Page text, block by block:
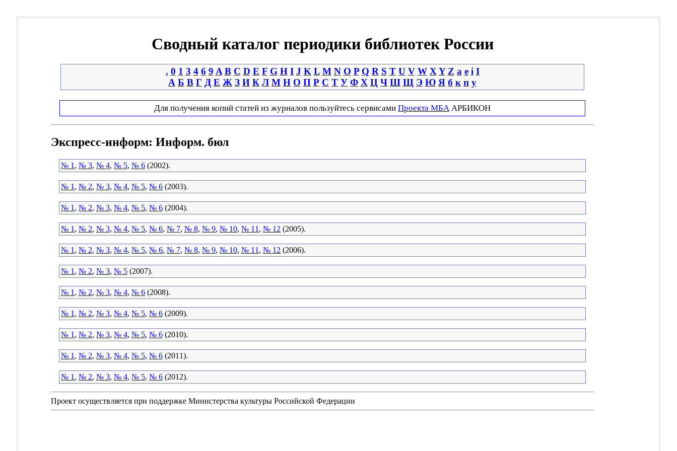
Сводный каталог периодики библиотек России
. 0 1 3 4 6 9 A B C D E F G H I J K L M N O P Q R S T U V W X Y Z a e i І
А Б В Г Д Е Ж З И К Л М Н О П Р С Т У Ф Х Ц Ч Ш Щ Э Ю Я б к п у
Для получения копий статей из журналов пользуйтесь сервисами Проекта МБА АРБИКОН
Экспресс-информ: Информ. бюл
№ 1 , № 3, № 4, № 5, № 6 (2002).
№ 1 , № 2, № 3, № 4, № 5, № 6 (2003).
№ 1 , № 2, № 3, № 4, № 5, № 6 (2004).
№ 1 , № 2, № 3, № 4, № 5, № 6, № 7, № 8, № 9, № 10, № 11 , № 12 (2005).
№ 1 , № 2, № 3, № 4, № 5, № 6, № 7, № 8, № 9, № 10, № 11 , № 12 (2006).
№ 1 , № 2, № 3, № 5 (2007).
№ 1 , № 2, № 3, № 4, № 6 (2008).
№ 1 , № 2, № 3, № 4, № 5, № 6 (2009).
№ 1 , № 2, № 3, № 4, № 5, № 6 (2010).
№ 1 , № 2, № 3, № 4, № 5, № 6 (2011).
№ 1 , № 2, № 3, № 4, № 5, № 6 (2012).
Проект осуществляется при поддержке Министерства культуры Российской Федерации